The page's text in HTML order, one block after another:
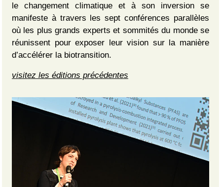
le changement climatique et à son inversion se
manifeste à travers les sept conférences parallèles
où les plus grands experts et sommités du monde se
réunissent pour exposer leur vision sur la manière
d’accélérer la biotransition.
visitez les éditions précédentes